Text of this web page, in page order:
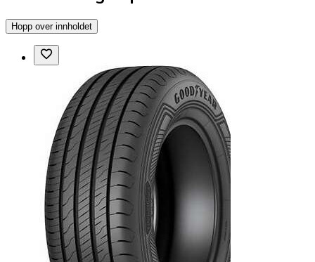
Hopp over innholdet